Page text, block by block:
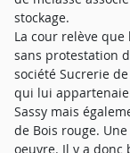
stockage.
La cour relève
sans protestation
société Sucrerie
qui lui
Sassy mais
de Bois rouge.
oeuvre. Il y a donc